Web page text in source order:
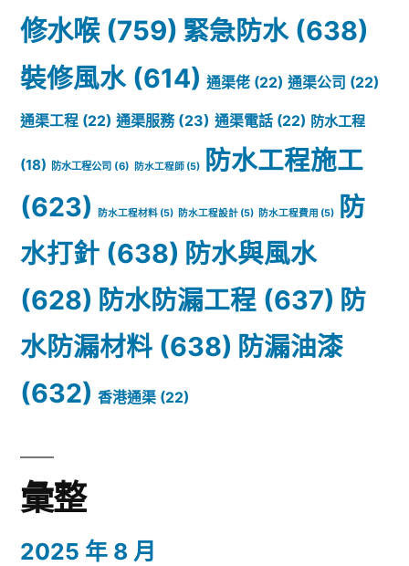
修水喉(759) 緊急防水(638)
裝修風水(614) 通渠佬 (22) 通渠公司 (22)
通渠工程 (22) 通渠服務(23) 通渠電話 (22) 防水工程
(18) 防水工程公司 (6) 防水工程師 (5)
防水工程施工
(623)
防水工程材料 (5) 防水工程設計 (5) 防水工程費用 (5)
防
水打針 (638) 防水與風水
(628) 防水防漏工程 (637) 防
水防漏材料 (638) 防漏油漆
(632) 香港通渠 (22)
彙整
2025 年 8 月